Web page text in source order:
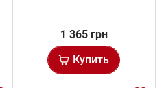
1 365 грн
Купить